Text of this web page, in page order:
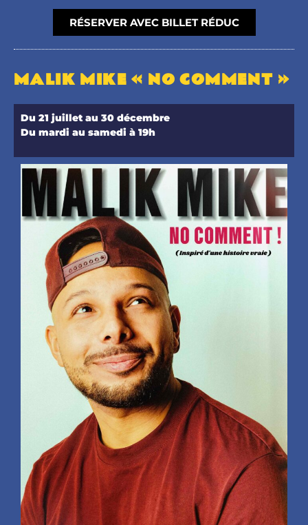
RÉSERVER AVEC BILLET RÉDUC
MALIK MIKE « NO COMMENT »
Du 21 juillet au 30 décembre
Du mardi au samedi à 19h